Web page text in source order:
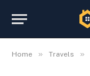
Home » Travels »